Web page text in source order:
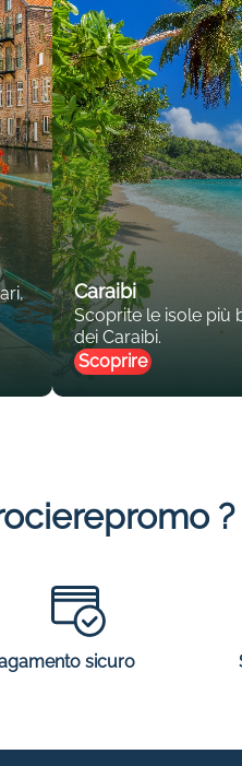
Caraibi
Scoprite le isole più
dei Caraibi.
Scoprire
?
sicuro